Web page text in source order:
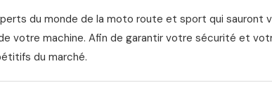
du monde de la moto route et sport qui sauront
votre machine. Afin de garantir votre sécurité et
du marché.